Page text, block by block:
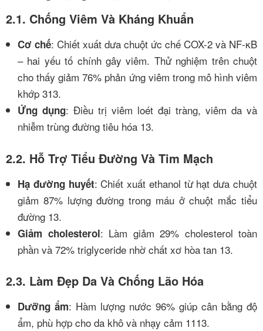
2.1. Chống Viêm Và Kháng Khuẩn
Cơ chế: Chiết xuất dưa chuột ức chế COX-2 và NF-κB
– hai yếu tố chính gây viêm. Thử nghiệm trên chuột
cho thấy giảm 76% phản ứng viêm trong mô hình viêm
khớp 313.
Ứng dụng: Điều trị viêm loét đại tràng, viêm da và
nhiễm trùng đường tiêu hóa 13.
2.2. Hỗ Trợ Tiểu Đường Và Tim Mạch
Hạ đường huyết: Chiết xuất ethanol từ hạt dưa chuột
giảm 87% lượng đường trong máu ở chuột mắc tiểu
đường 13.
Giảm cholesterol: Làm giảm 29% cholesterol toàn
phần và 72% triglyceride nhờ chất xơ hòa tan 13.
2.3. Làm Đẹp Da Và Chống Lão Hóa
Dưỡng ẩm: Hàm lượng nước 96% giúp cân bằng độ
ẩm, phù hợp cho da khô và nhạy cảm 1113.